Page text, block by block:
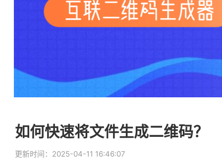
如何快速将文件生成二维码？
更新时间：2025-04-11 16:46:07